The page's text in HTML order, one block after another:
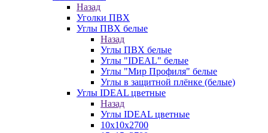
Назад
Уголки ПВХ
Углы ПВХ белые
Назад
Углы ПВХ белые
Углы "IDEAL" белые
Углы "Мир Профиля" белые
Углы в защитной плёнке (белые)
Углы IDEAL цветные
Назад
Углы IDEAL цветные
10х10х2700